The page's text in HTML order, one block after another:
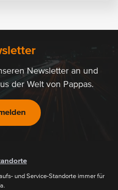
Newsletter an und
der Welt von Pappas.
und Service-Standorte immer für